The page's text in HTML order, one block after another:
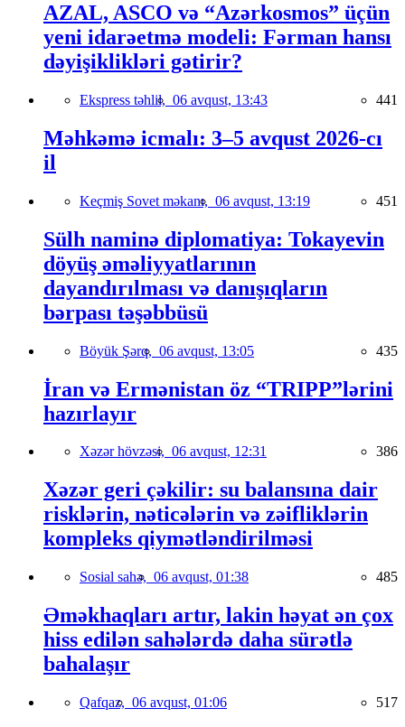
AZAL, ASCO və “Azərkosmos” üçün
yeni idarəetmə modeli: Fərman hansı
dəyişiklikləri gətirir?
Ekspress təhlil, 06 avqust, 13:43 441
Məhkəmə icmalı: 3–5 avqust 2026-cı
il
Keçmiş Sovet məkanı, 06 avqust, 13:19 451
Sülh naminə diplomatiya: Tokayevin
döyüş əməliyyatlarının
dayandırılması və danışıqların
bərpası təşəbbüsü
Böyük Şərq, 06 avqust, 13:05 435
İran və Ermənistan öz “TRIPP”lərini
hazırlayır
Xəzər hövzəsi, 06 avqust, 12:31 386
Xəzər geri çəkilir: su balansına dair
risklərin, nəticələrin və zəifliklərin
kompleks qiymətləndirilməsi
Sosial sahə, 06 avqust, 01:38 485
Əməkhaqları artır, lakin həyat ən çox
hiss edilən sahələrdə daha sürətlə
bahalaşır
Qafqaz, 06 avqust, 01:06 517